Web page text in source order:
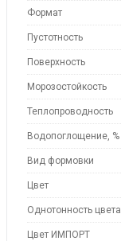
Формат
Пустотность
Поверхность
Морозостойкость
Теплопроводность
Водопоглощение, %
Вид формовки
Цвет
Однотонность цвета
Цвет ИМПОРТ